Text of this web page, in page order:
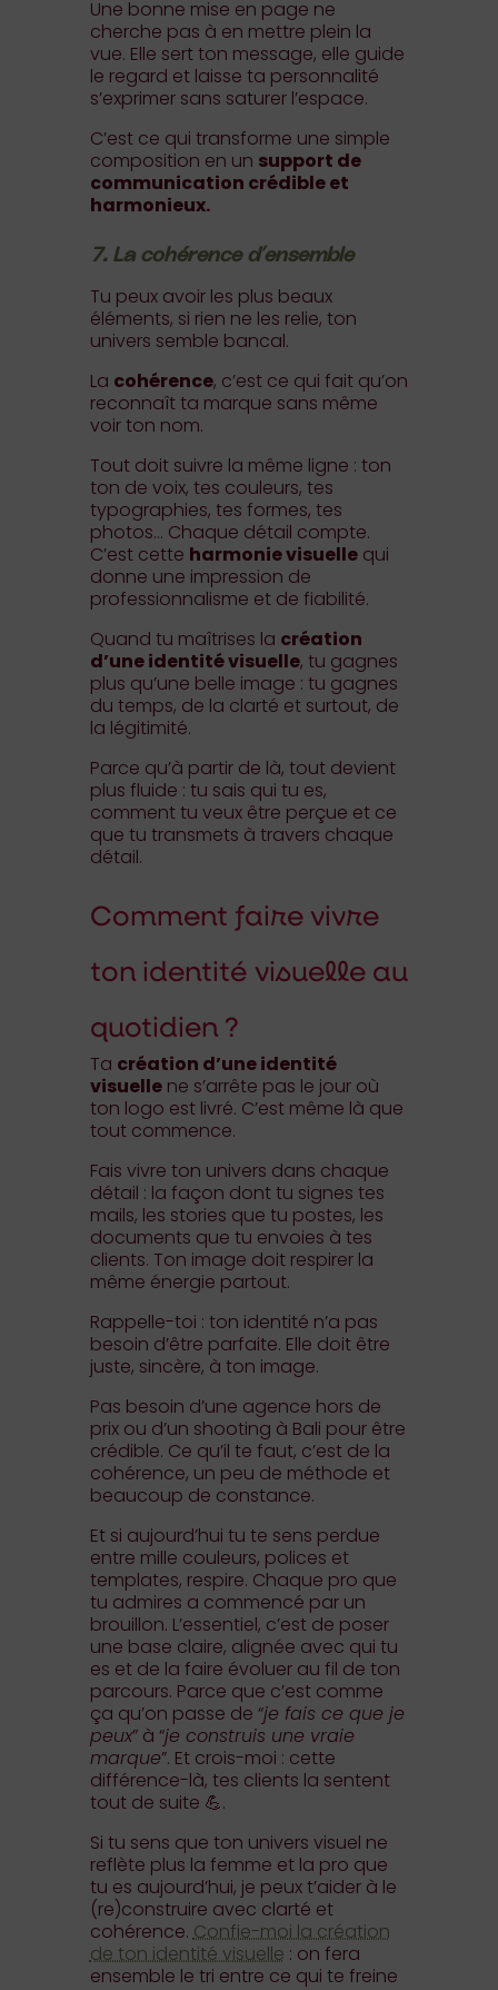
Une bonne mise en page ne
cherche pas à en mettre plein la
vue. Elle sert ton message, elle guide
le regard et laisse ta personnalité
s’exprimer sans saturer l’espace.
C’est ce qui transforme une simple
composition en un support de
communication crédible et
harmonieux.
7. La cohérence d’ensemble
Tu peux avoir les plus beaux
éléments, si rien ne les relie, ton
univers semble bancal.
La cohérence, c’est ce qui fait qu’on
reconnaît ta marque sans même
voir ton nom.
Tout doit suivre la même ligne : ton
ton de voix, tes couleurs, tes
typographies, tes formes, tes
photos… Chaque détail compte.
C’est cette harmonie visuellequi
donne une impression de
professionnalisme et de fiabilité.
Quand tu maîtrises la création
d’une identité visuelle, tu gagnes
plus qu’une belle image : tu gagnes
du temps, de la clarté et surtout, de
la légitimité.
Parce qu’à partir de là, tout devient
plus fluide : tu sais qui tu es,
comment tu veux être perçue et ce
que tu transmets à travers chaque
détail.
Comment faire vivre
ton identité visuelle au
quotidien ?
Ta création d’une identité
visuellene s’arrête pas le jour où
ton logo est livré. C’est même là que
tout commence.
Fais vivre ton univers dans chaque
détail : la façon dont tu signes tes
mails, les stories que tu postes, les
documents que tu envoies à tes
clients. Ton image doit respirer la
même énergie partout.
Rappelle-toi : ton identité n’a pas
besoin d’être parfaite. Elle doit être
juste, sincère, à ton image.
Pas besoin d’une agence hors de
prix ou d’un shooting à Bali pour être
crédible. Ce qu’il te faut, c’est de la
cohérence, un peu de méthode et
beaucoup de constance.
Et si aujourd’hui tu te sens perdue
entre mille couleurs, polices et
templates, respire. Chaque pro que
tu admires a commencé par un
brouillon. L’essentiel, c’est de poser
une base claire, alignée avec qui tu
es et de la faire évoluer au fil de ton
parcours. Parce que c’est comme
ça qu’on passe de “je fais ce que je
peux” à “je construis une vraie
marque”. Et crois-moi : cette
différence-là, tes clients la sentent
tout de suite 💪.
Si tu sens que ton univers visuel ne
reflète plus la femme et la pro que
tu es aujourd’hui, je peux t’aider à le
(re)construire avec clarté et
cohérence.Confie-moi la création
de ton identité visuelle : on fera
ensemble le tri entre ce qui te freine